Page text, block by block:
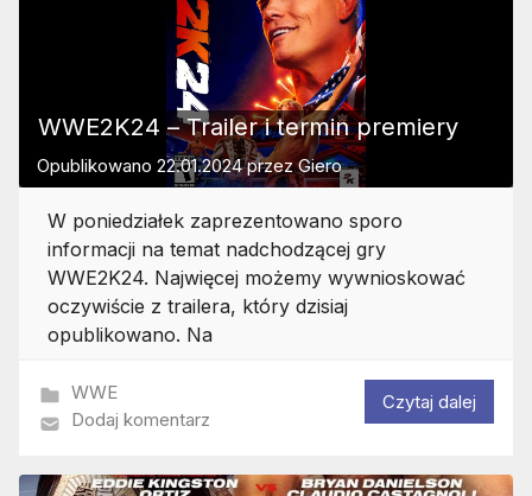
WWE2K24 – Trailer i termin premiery
Opublikowano 22.01.2024przezGiero
W poniedziałek zaprezentowano sporo
informacji na temat nadchodzącej gry
WWE2K24. Najwięcej możemy wywnioskować
oczywiście z trailera, który dzisiaj
opublikowano. Na
WWE
Dodaj komentarz
Czytaj dalej